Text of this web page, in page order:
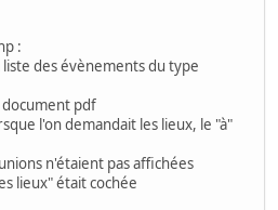
:
des évènements du type
pdf
l'on demandait les lieux, le "à"
n'étaient pas affichées
lieux" était cochée